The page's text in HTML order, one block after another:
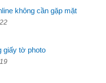
không cần gặp mặt
22
giấy tờ photo
19